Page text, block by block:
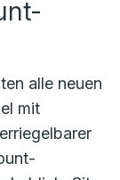
alle neuen
mit